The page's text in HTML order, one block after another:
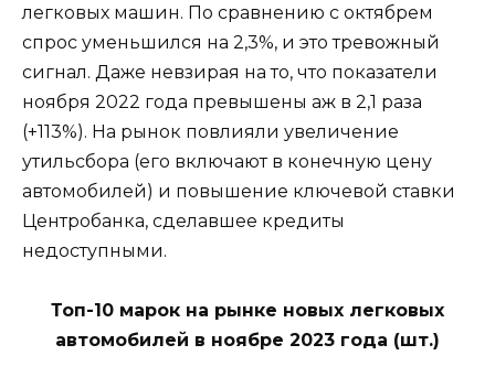
легковых машин. По сравнению с октябрем
спрос уменьшился на 2,3%, и это тревожный
сигнал. Даже невзирая на то, что показатели
ноября 2022 года превышены аж в 2,1 раза
(+113%). На рынок повлияли увеличение
утильсбора (его включают в конечную цену
автомобилей) и повышение ключевой ставки
Центробанка, сделавшее кредиты
недоступными.
Топ-10 марок на рынке новых легковых
автомобилей в ноябре 2023 года (шт.)